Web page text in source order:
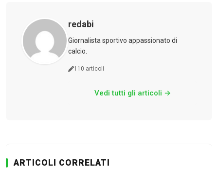
redabi
Giornalista sportivo appassionato di
calcio.
110 articoli
Vedi tutti gli articoli →
ARTICOLI CORRELATI